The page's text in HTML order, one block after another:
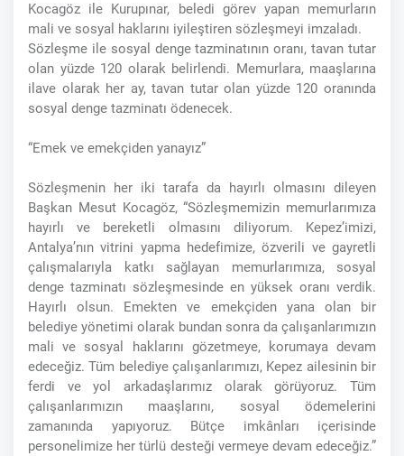
Kocagöz ile Kurupınar, beledi görev yapan memurların
mali ve sosyal haklarını iyileştiren sözleşmeyi imzaladı.
Sözleşme ile sosyal denge tazminatının oranı, tavan tutar
olan yüzde 120 olarak belirlendi. Memurlara, maaşlarına
ilave olarak her ay, tavan tutar olan yüzde 120 oranında
sosyal denge tazminatı ödenecek.
“Emek ve emekçiden yanayız”
Sözleşmenin her iki tarafa da hayırlı olmasını dileyen
Başkan Mesut Kocagöz, “Sözleşmemizin memurlarımıza
hayırlı ve bereketli olmasını diliyorum. Kepez’imizi,
Antalya’nın vitrini yapma hedefimize, özverili ve gayretli
çalışmalarıyla katkı sağlayan memurlarımıza, sosyal
denge tazminatı sözleşmesinde en yüksek oranı verdik.
Hayırlı olsun. Emekten ve emekçiden yana olan bir
belediye yönetimi olarak bundan sonra da çalışanlarımızın
mali ve sosyal haklarını gözetmeye, korumaya devam
edeceğiz. Tüm belediye çalışanlarımızı, Kepez ailesinin bir
ferdi ve yol arkadaşlarımız olarak görüyoruz. Tüm
çalışanlarımızın maaşlarını, sosyal ödemelerini
zamanında yapıyoruz. Bütçe imkânları içerisinde
personelimize her türlü desteği vermeye devam edeceğiz.”